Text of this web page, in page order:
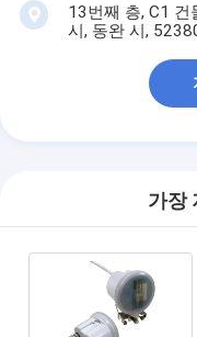
13번째 층, C1 건
시, 동완 시,
가장